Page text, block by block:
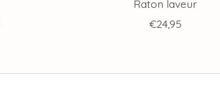
Raton laveur
€24,95